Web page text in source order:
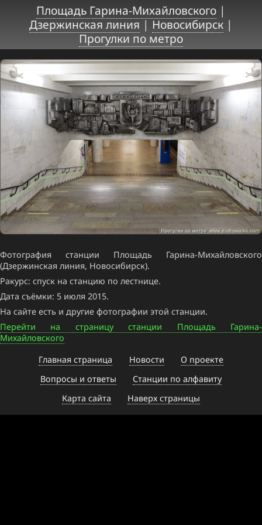
Площадь Гарина-Михайловского |
Дзержинская линия|Новосибирск |
Прогулки по метро
Фотография станции Площадь Гарина-Михайловского
(Дзержинская линия, Новосибирск).
Ракурс: спуск на станцию по лестнице.
Дата съёмки: 5 июля 2015.
На сайте есть и другие фотографии этой станции.
Перейти на страницу станции Площадь Гарина-
Михайловского
Главная страница
Новости
О проекте
Вопросы и ответы
Станции по алфавиту
Карта сайта
Наверх страницы